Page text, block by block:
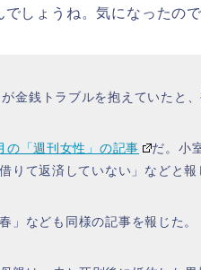
しょうね。気になったの
金銭トラブルを抱えていたと
の「週刊女性」の記事
だ。小
りて返済していない」などと報
」なども同様の記事を報じた。